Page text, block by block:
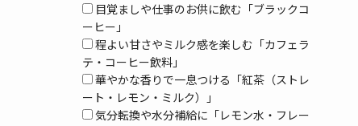
目覚ましや仕事のお供に飲む「ブラックコ
ーヒー」
程よい甘さやミルク感を楽しむ「カフェラ
テ・コーヒー飲料」
華やかな香りで一息つける「紅茶（ストレ
ート・レモン・ミルク）」
気分転換や水分補給に「レモン水・フレー